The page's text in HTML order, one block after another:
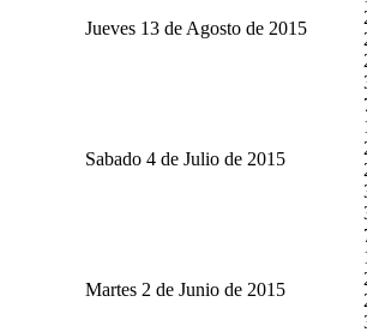
Jueves 13 de Agosto de 2015
Sabado 4 de Julio de 2015
Martes 2 de Junio de 2015